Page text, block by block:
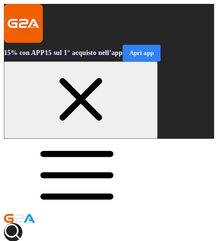
15% con APP15 sul 1° acquisto nell’app Apri app